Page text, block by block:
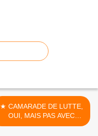
★ CAMARADE DE LUTTE,
OUI, MAIS PAS AVEC
N’IMPORTE QUI >